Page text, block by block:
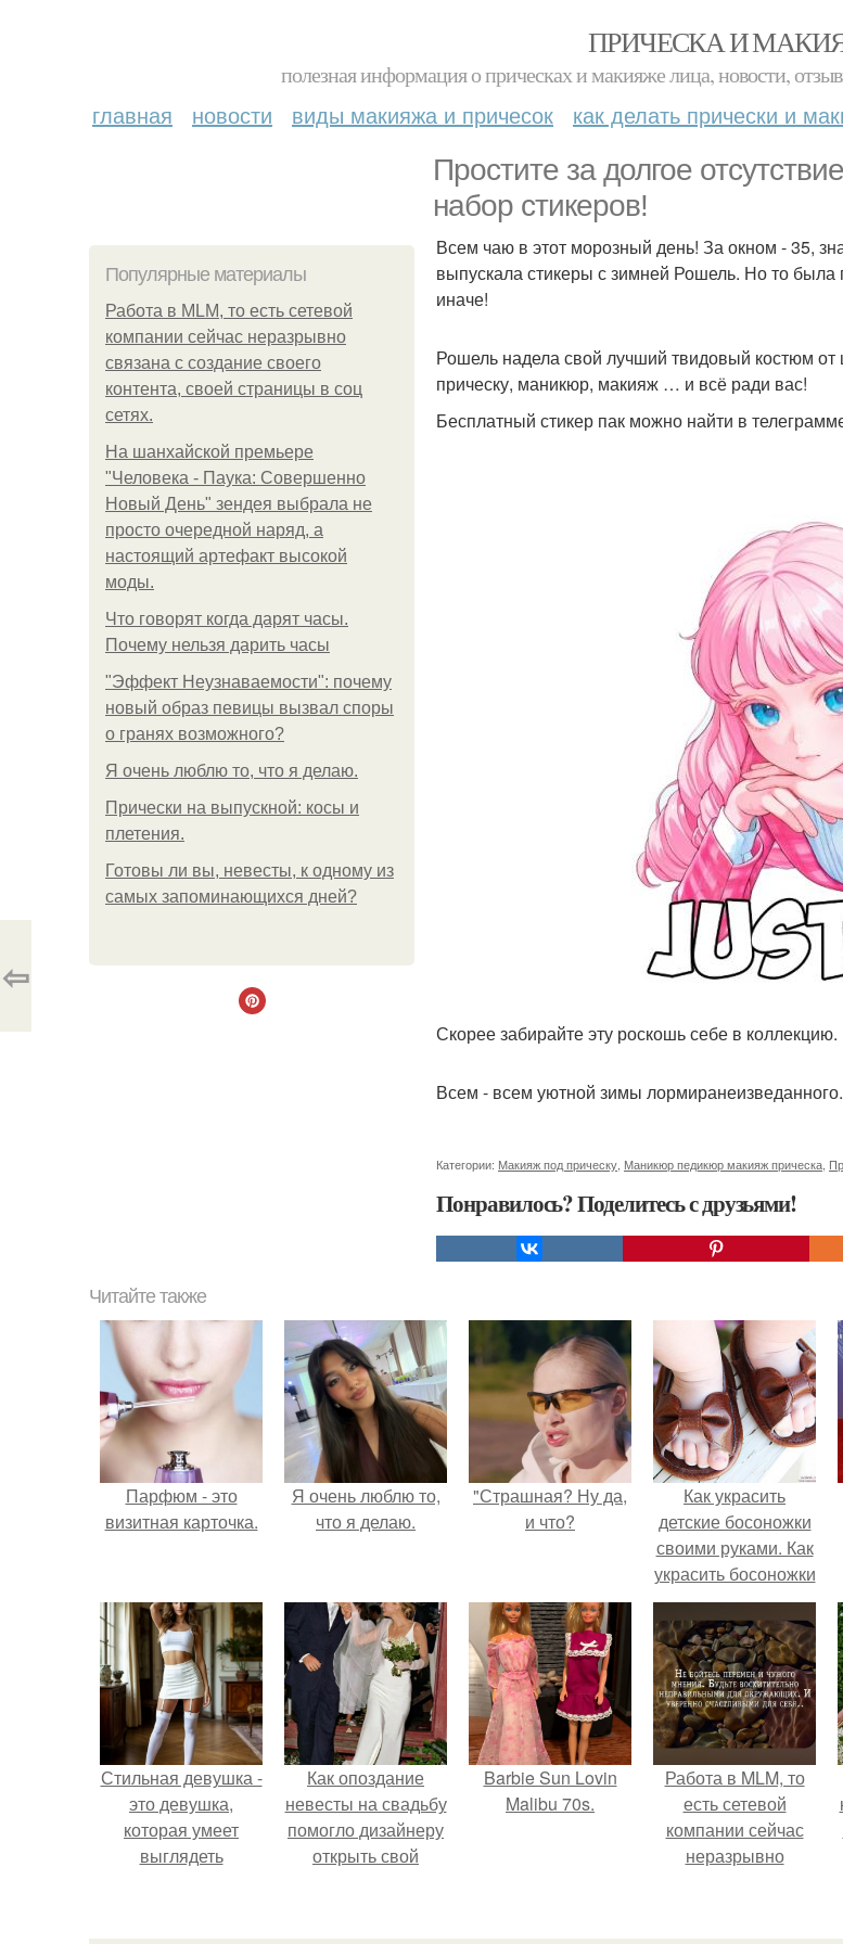
ПРИЧЕСКА И
полезная информация о прическах и макияже лица, новости,
главная новости виды макияжа и причесок как делать прически и
Простите за долгое
набор стикеров!
Популярные материалы
Работа в MLM, то есть сетевой
компании сейчас неразрывно
связана с создание своего
контента, своей страницы в соц
сетях.
На шанхайской премьере
"Человека - Паука: Совершенно
Новый День" зендея выбрала не
просто очередной наряд, а
настоящий артефакт высокой
моды.
Что говорят когда дарят часы.
Почему нельзя дарить часы
"Эффект Неузнаваемости": почему
новый образ певицы вызвал споры
о гранях возможного?
Я очень люблю то, что я делаю.
Прически на выпускной: косы и
плетения.
Готовы ли вы, невесты, к одному из
самых запоминающихся дней?
Всем чаю в этот морозный день! За окном - 35,
выпускала стикеры с зимней Рошель. Но то была
иначе!
Рошель надела свой лучший твидовый костюм
прическу, маникюр, макияж … и всё ради вас!
Бесплатный стикер пак можно найти в
Скорее забирайте эту роскошь себе в коллекцию.
Всем - всем уютной зимы лормиранеизведанного.
Категории: Макияж под прическу Маникюр педикюр макияж прическа
Понравилось? Поделитесь с друзьями!
⇦
Читайте также
Парфюм - это
визитная карточка.
Я очень люблю то,
что я делаю.
"Страшная? Ну да,
и что?
Как украсить
детские босоножки
своими руками. Как
украсить босоножки
лентами и бисером
Стильная девушка -
это девушка,
которая умеет
выглядеть
ситуации.
Как опоздание
невесты на свадьбу
помогло дизайнеру
открыть свой
Barbie Sun Lovin
Malibu 70s.
Работа в MLM, то
есть сетевой
компании сейчас
неразрывно
своей страницы в